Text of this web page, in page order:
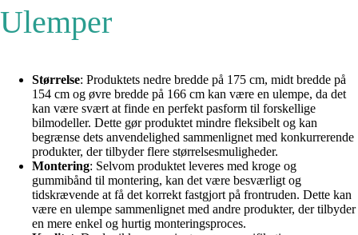
Ulemper
Størrelse: Produktets nedre bredde på 175 cm, midt bredde på
154 cm og øvre bredde på 166 cm kan være en ulempe, da det
kan være svært at finde en perfekt pasform til forskellige
bilmodeller. Dette gør produktet mindre fleksibelt og kan
begrænse dets anvendelighed sammenlignet med konkurrerende
produkter, der tilbyder flere størrelsesmuligheder.
Montering: Selvom produktet leveres med kroge og
gummibånd til montering, kan det være besværligt og
tidskrævende at få det korrekt fastgjort på frontruden. Dette kan
være en ulempe sammenlignet med andre produkter, der tilbyder
en mere enkel og hurtig monteringsproces.